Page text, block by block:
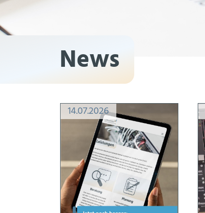
News
14.07.2026